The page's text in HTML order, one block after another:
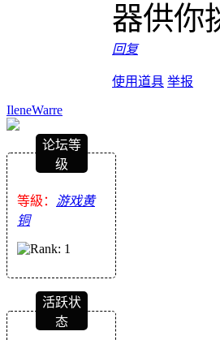
器供你
回复
使用道具 举报
IleneWarre
论坛等
级
等級： 游戏黄
铜
活跃状
态